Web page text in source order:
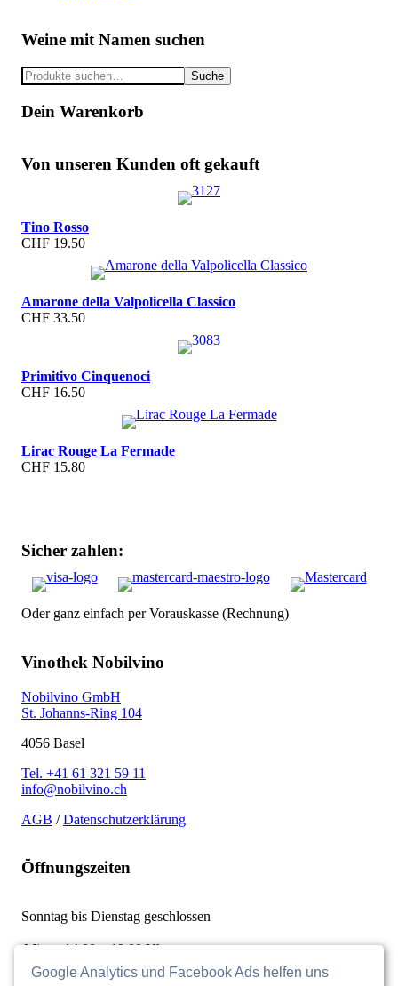
Google Analytics und Facebook Ads helfen uns
Weine mit Namen suchen
Suche
nach:
Suche
Dein Warenkorb
Von unseren Kunden oft gekauft
Tino Rosso
CHF 19.50
Amarone della Valpolicella Classico
CHF 33.50
Primitivo Cinquenoci
CHF 16.50
Lirac Rouge La Fermade
CHF 15.80
Sicher zahlen:
Oder ganz einfach per Vorauskasse (Rechnung)
Vinothek Nobilvino
Nobilvino GmbH
St. Johanns-Ring 104
4056 Basel
Tel. +41 61 321 59 11
info@nobilvino.ch
AGB /Datenschutzerklärung
Öffnungszeiten
Sonntag bis Dienstag geschlossen
Mi.
14.00 – 19.00 Uhr
Do.
14:00 - 20:30 Uhr